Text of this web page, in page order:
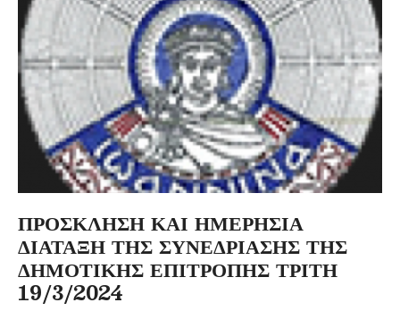
ΠΡΟΣΚΛΗΣΗ ΚΑΙ ΗΜΕΡΗΣΙΑ
ΔΙΑΤΑΞΗ ΤΗΣ ΣΥΝΕΔΡΙΑΣΗΣ ΤΗΣ
ΔΗΜΟΤΙΚΗΣ ΕΠΙΤΡΟΠΗΣ ΤΡΙΤΗ
19/3/2024